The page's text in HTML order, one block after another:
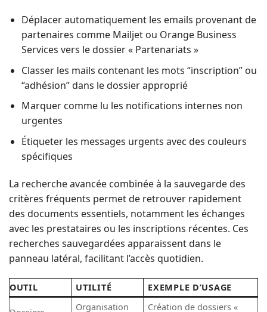
Déplacer automatiquement les emails provenant de
partenaires comme Mailjet ou Orange Business
Services vers le dossier « Partenariats »
Classer les mails contenant les mots “inscription” ou
“adhésion” dans le dossier approprié
Marquer comme lu les notifications internes non
urgentes
Étiqueter les messages urgents avec des couleurs
spécifiques
La recherche avancée combinée à la sauvegarde des
critères fréquents permet de retrouver rapidement
des documents essentiels, notamment les échanges
avec les prestataires ou les inscriptions récentes. Ces
recherches sauvegardées apparaissent dans le
panneau latéral, facilitant l’accès quotidien.
OUTIL UTILITÉ EXEMPLE D’USAGE
Organisation
Création de dossiers «